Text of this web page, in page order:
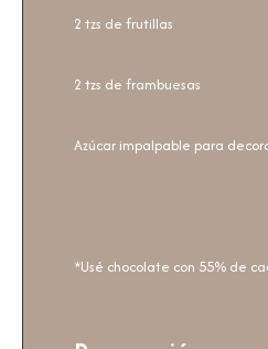
2 tzs de frutillas
2 tzs de frambuesas
Azúcar impalpable para
*Usé chocolate con 55% de